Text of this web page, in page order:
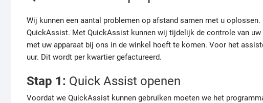
Wij kunnen een aantal problemen op afstand samen met u
QuickAssist. Met QuickAssist kunnen wij tijdelijk de controle van
met uw apparaat bij ons in de winkel hoeft te komen. Voor het
uur. Dit wordt per kwartier gefactureerd.
Stap 1: Quick Assist openen
Voordat we QuickAssist kunnen gebruiken moeten we het